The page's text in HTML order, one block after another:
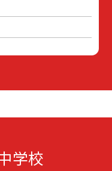
学校